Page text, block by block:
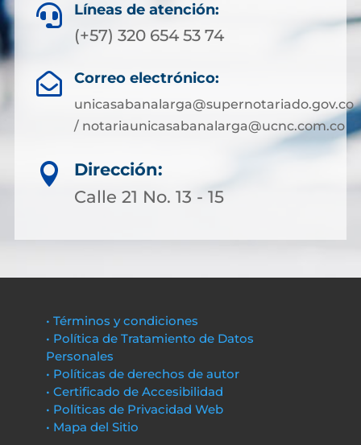
 Líneas de atención:
(+57) 320 654 53 74
 Correo electrónico:
unicasabanalarga@supernotariado.gov.co
/ notariaunicasabanalarga@ucnc.com.co

Dirección:
Calle 21 No. 13 - 15
• Términos y condiciones
• Política de Tratamiento de Datos
Personales
• Políticas de derechos de autor
• Certificado de Accesibilidad
• Políticas de Privacidad Web
• Mapa del Sitio